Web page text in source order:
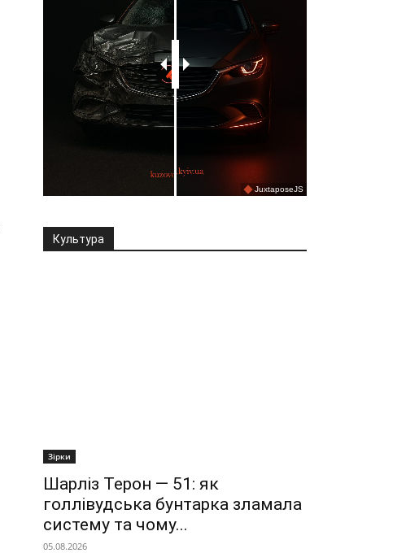
Культура
Зірки
Шарліз Терон — 51: як
голлівудська бунтарка зламала
систему та чому...
05.08.2026